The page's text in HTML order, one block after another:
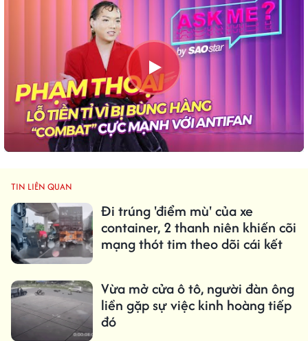
TIN LIÊN QUAN
Đi trúng 'điểm mù' của xe
container, 2 thanh niên khiến cõi
mạng thót tim theo dõi cái kết
Vừa mở cửa ô tô, người đàn ông
liền gặp sự việc kinh hoàng tiếp
đó